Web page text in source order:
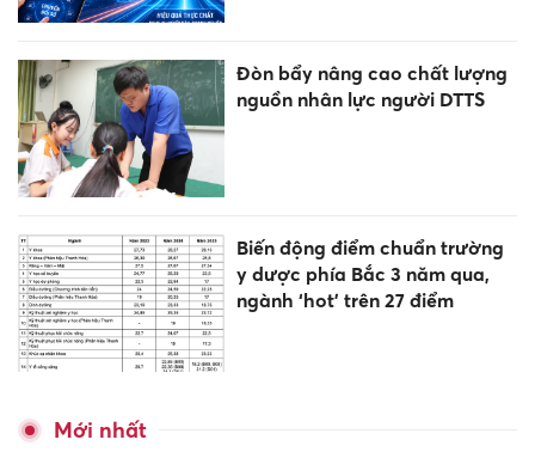
Đòn bẩy nâng cao chất lượng
nguồn nhân lực người DTTS
Biến động điểm chuẩn trường
y dược phía Bắc 3 năm qua,
ngành ‘hot’ trên 27 điểm
Mới nhất